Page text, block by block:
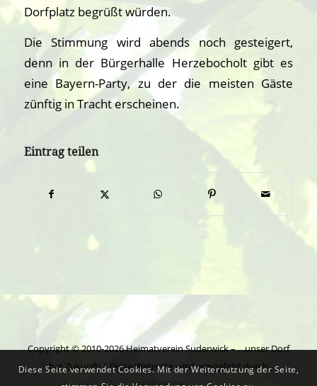
Dorfplatz begrüßt würden.
Die Stimmung wird abends noch gesteigert,
denn in der Bürgerhalle Herzebocholt gibt es
eine Bayern-Party, zu der die meisten Gäste
zünftig in Tracht erscheinen.
Eintrag teilen
Copyright © 2010-2026 Heimatverein Suderwick – …unser Dorf
hat Zukunft! | Diese Webseite wird ermöglicht durch
Diese Seite verwendet Cookies. Mit der Weiternutzung der Seite,